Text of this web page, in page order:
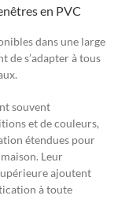
en PVC
dans une large
de s’adapter à tous
souvent
et de couleurs,
étendues pour
Leur
ajoutent
à toute